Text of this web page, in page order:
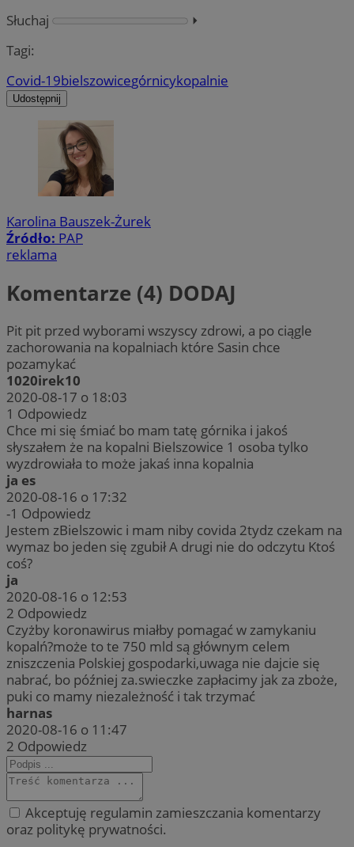
Słuchaj
⏵︎
Tagi:
Covid-19bielszowicegórnicykopalnie
Udostępnij
Karolina Bauszek-Żurek
Źródło: PAP
reklama
Komentarze (4) DODAJ
Pit pit przed wyborami wszyscy zdrowi, a po ciągle
zachorowania na kopalniach które Sasin chce
pozamykać
1020irek10
2020-08-17 o 18:03
1 Odpowiedz
Chce mi się śmiać bo mam tatę górnika i jakoś
słyszałem że na kopalni Bielszowice 1 osoba tylko
wyzdrowiała to może jakaś inna kopalnia
ja es
2020-08-16 o 17:32
-1 Odpowiedz
Jestem zBielszowic i mam niby covida 2tydz czekam na
wymaz bo jeden się zgubił A drugi nie do odczytu Ktoś
coś?
ja
2020-08-16 o 12:53
2 Odpowiedz
Czyżby koronawirus miałby pomagać w zamykaniu
kopalń?może to te 750 mld są głównym celem
zniszczenia Polskiej gospodarki,uwaga nie dajcie się
nabrać, bo później za.swieczke zapłacimy jak za zboże,
puki co mamy niezależność i tak trzymać
harnas
2020-08-16 o 11:47
2 Odpowiedz
Akceptuję regulamin zamieszczania komentarzy
oraz politykę prywatności.